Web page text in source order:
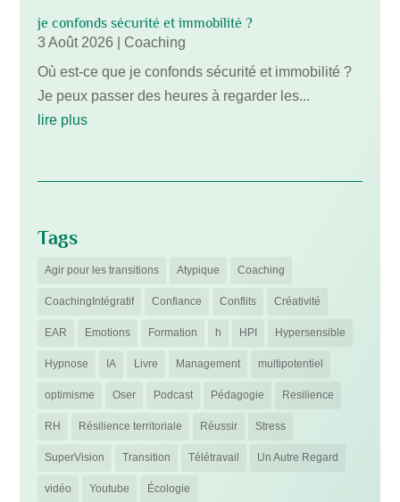
je confonds sécurité et immobilité ?
3 Août 2026
Coaching
Où est-ce que je confonds sécurité et immobilité ?
Je peux passer des heures à regarder les...
lire plus
Tags
Agir pour les transitions Atypique Coaching
CoachingIntégratif Confiance Conflits Créativité
EAR Emotions Formation h HPI Hypersensible
Hypnose IA Livre Management multipotentiel
optimisme Oser Podcast Pédagogie Resilience
RH Résilience territoriale Réussir Stress
SuperVision Transition Télétravail Un Autre Regard
vidéo Youtube Écologie